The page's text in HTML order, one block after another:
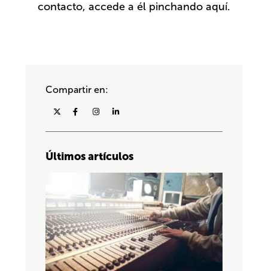
contacto, accede a él pinchando aquí.
Compartir en:
Últimos artículos